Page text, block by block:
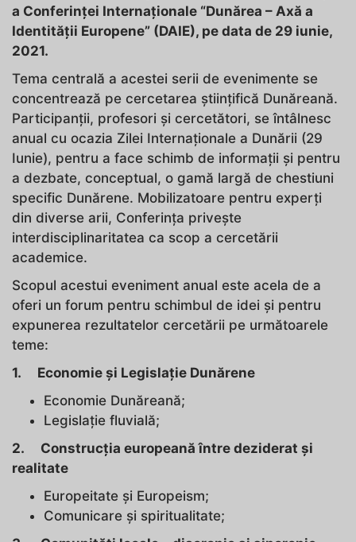
a Conferinței Internaționale “Dunărea – Axă a
Identității Europene” (DAIE), pe data de 29 iunie,
2021.
Tema centrală a acestei serii de evenimente se
concentrează pe cercetarea științifică Dunăreană.
Participanții, profesori și cercetători, se întâlnesc
anual cu ocazia Zilei Internaționale a Dunării (29
Iunie), pentru a face schimb de informații și pentru
a dezbate, conceptual, o gamă largă de chestiuni
specific Dunărene. Mobilizatoare pentru experți
din diverse arii, Conferința privește
interdisciplinaritatea ca scop a cercetării
academice.
Scopul acestui eveniment anual este acela de a
oferi un forum pentru schimbul de idei și pentru
expunerea rezultatelor cercetării pe următoarele
teme:
1. Economie și Legislație Dunărene
Economie Dunăreană;
Legislație fluvială;
2. Construcția europeană între deziderat și
realitate
Europeitate și Europeism;
Comunicare și spiritualitate;